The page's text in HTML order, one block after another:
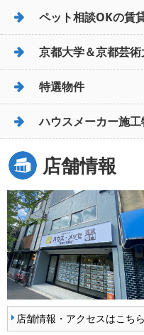
ペット相談OKの賃
京都大学＆京都芸
特選物件
ハウスメーカー施工
店舗情報
店舗情報・アクセスはこちら